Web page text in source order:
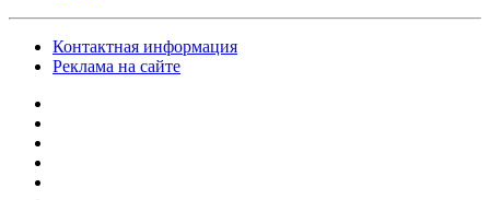
Контактная информация
Реклама на сайте